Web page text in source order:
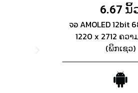
6.67 ນິ້
จอ AMOLED 12bit
1220 x 2712 ຄວ
(ພິກເຊວ)